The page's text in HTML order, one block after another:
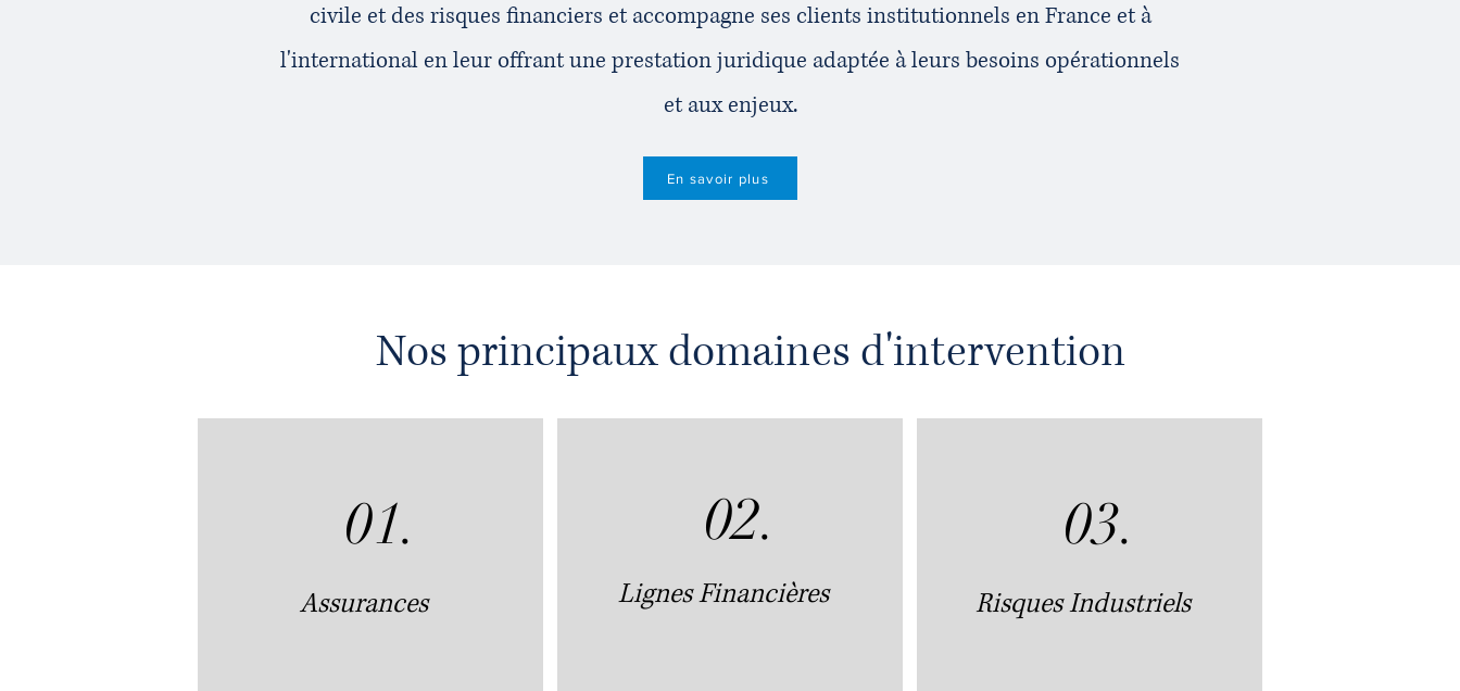
civile et des risques financiers et accompagne ses clients institutionnels en France et à
l'international en leur offrant une prestation juridique adaptée à leurs besoins opérationnels
et aux enjeux.
En savoir plus
Nos principaux domaines d'intervention
01.
Assurances
02.
Lignes Financières
03.
Risques Industriels